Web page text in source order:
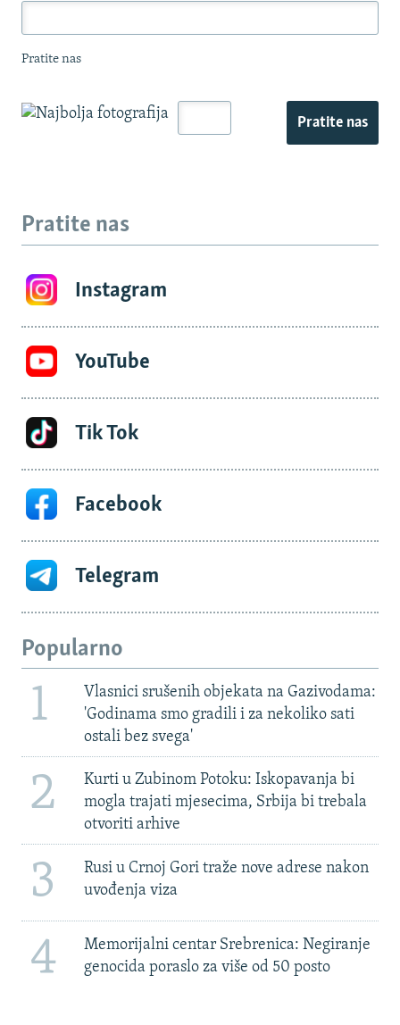
Pratite nas
Pratite nas
Pratite nas
Instagram
YouTube
Tik Tok
Facebook
Telegram
Popularno
1
Vlasnici srušenih objekata na Gazivodama:
'Godinama smo gradili i za nekoliko sati
ostali bez svega'
2
Kurti u Zubinom Potoku: Iskopavanja bi
mogla trajati mjesecima, Srbija bi trebala
otvoriti arhive
3
Rusi u Crnoj Gori traže nove adrese nakon
uvođenja viza
4
Memorijalni centar Srebrenica: Negiranje
genocida poraslo za više od 50 posto